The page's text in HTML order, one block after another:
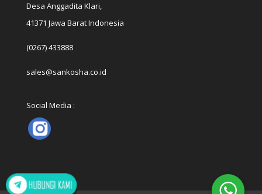
Desa Anggadita Klari,
41371 Jawa Barat Indonesia
(0267) 433888
sales@sankosha.co.id
Social Media :